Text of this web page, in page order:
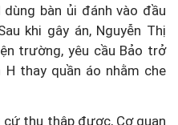
bàn ủi đánh vào đầu
khi gây án, Nguyễn Thị
trường, yêu cầu Bảo trở
thay quần áo nhằm che
thu thập được, Cơ quan